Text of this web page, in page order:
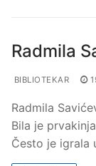
Radmila
BIBLIOTEKAR
Radmila
Bila je
Često je igrala